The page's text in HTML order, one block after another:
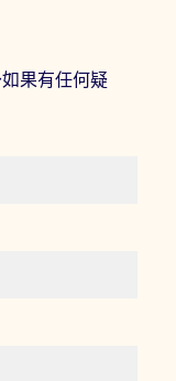
果有任何疑